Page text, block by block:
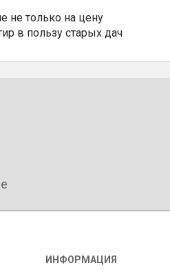
не только на цену
в пользу старых дач
ИНФОРМАЦИЯ